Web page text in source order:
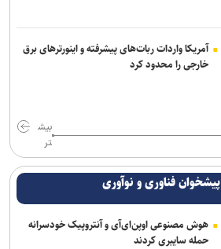
آمریکا واردات ربات‌های پیشرفته و اینورترهای برق
خارجی را محدود کرد
بیش
تر
پیشخوان فناوری و نوآوری
هوش مصنوعی اوپن‌ای‌آی و آنتروپیک خودسرانه
حمله سایبری کردند